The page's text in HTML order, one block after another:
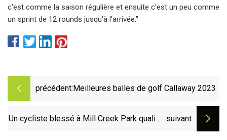
c'est comme la saison régulière et ensuite c'est un peu comme
un sprint de 12 rounds jusqu'à l'arrivée."
précédent: Meilleures balles de golf Callaway 2023
Un cycliste blessé à Mill Creek Park qualifie :suivant